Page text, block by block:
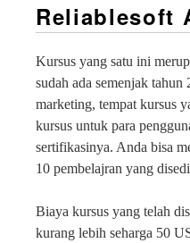
Reliablesoft
Kursus yang satu ini
sudah ada semenjak
marketing, tempat kursus
kursus untuk para
sertifikasinya. Anda bisa
10 pembelajran yang
Biaya kursus yang telah
kurang lebih seharga 50